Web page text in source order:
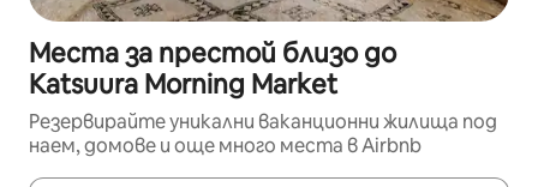
Места за престой близо до
Katsuura Morning Market
Резервирайте уникални ваканционни жилища под
наем, домове и още много места в Airbnb